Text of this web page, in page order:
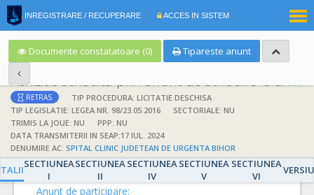
INREGISTRARE / RECUPERARE ACCES IN SISTEM
Documente constatatoare (0) Tipareste anunt
Achizitie atribuita prin anunt de atribuire la anunt de participare
RETRAS
TIP PROCEDURA: LICITATIE DESCHISA
TIP LEGISLATIE: LEGEA NR. 98/23.05.2016
SECTORIALE: NU
TRIMIS LA JOUE: NU
PPP: NU
DATA TRANSMITERII IN SEAP:17 IUL. 2024
DENUMIRE AC: SPITAL CLINIC JUDETEAN DE URGENTA BIHOR
SECTIUNEA
I
SECTIUNEA
II
SECTIUNEA
IV
SECTIUNEA
V
SECTIUNEA
VI
DETALII
Anunt de participare: